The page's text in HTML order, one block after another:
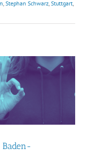
Stephan Schwarz Stuttgart